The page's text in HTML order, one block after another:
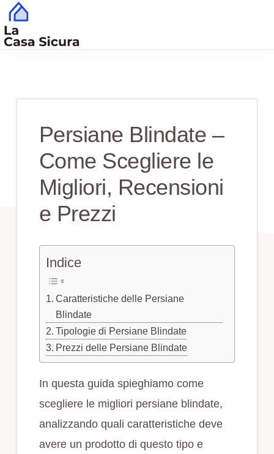
Skip
to
main
Skip
to
primary
che
Persiane Blindate –
Come Scegliere le
Migliori, Recensioni
e Prezzi
Indice
Caratteristiche delle Persiane
Blindate
Tipologie di Persiane Blindate
Prezzi delle Persiane Blindate
In questa guida spieghiamo come
scegliere le migliori persiane blindate,
analizzando quali caratteristiche deve
avere un prodotto di questo tipo e